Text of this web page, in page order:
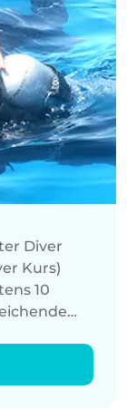
Diver
Kurs)
10
keine